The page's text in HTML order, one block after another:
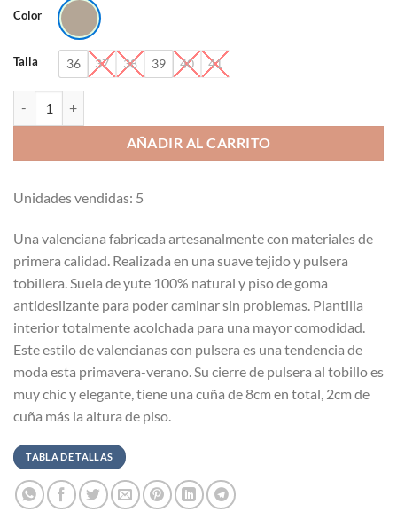
Color
Talla 36 37 38 39 40 41
AÑADIR AL CARRITO
Unidades vendidas: 5
Una valenciana fabricada artesanalmente con materiales de
primera calidad. Realizada en una suave tejido y pulsera
tobillera. Suela de yute 100% natural y piso de goma
antideslizante para poder caminar sin problemas. Plantilla
interior totalmente acolchada para una mayor comodidad.
Este estilo de valencianas con pulsera es una tendencia de
moda esta primavera-verano. Su cierre de pulsera al tobillo es
muy chic y elegante, tiene una cuña de 8cm en total, 2cm de
cuña más la altura de piso.
TABLA DE TALLAS